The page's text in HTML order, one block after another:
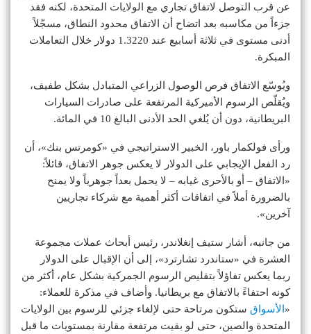
عن قرب التوصل لاتفاق تجاري مع الولايات المتحدة، لكنه فقد
جزءاً من مكاسبه بعد اتضاح أن الاتفاق محدود النطاق، مسجّلاً
أدنى مستوى في ثلاثة أسابيع عند 1.3220 دولار خلال التعاملات
المبكرة.
ويُوسّع الاتفاق فرص الوصول الزراعي المتبادل بشكل طفيف،
ويُقلّص الرسوم الأميركية المرتفعة على صادرات السيارات
البريطانية، دون أن يُلغي الحد الأدنى البالغ 10 في المائة.
ورأى فولكمار باور، الخبير الاستراتيجي في «كومرتس بنك»، أن
رد الفعل الإيجابي على الدولار لا يعكس جوهر الاتفاق، قائلاً:
«الاتفاق – أو بالأحرى غيابه – لا يحمل بعداً جوهرياً ولا يمنح
بالضرورة أملاً في اتفاقات أكثر أهمية مع شركاء تجاريين
آخرين».
من جانبه، أشار ستيف إنغلاندر، رئيس أبحاث عملات مجموعة
العشرة في «ستاندرد تشارترد»، إلى أن الإقبال على الدولار
ربما يعكس تفاؤلاً بتقليص الرسوم الجمركية بشكل عام، أكثر من
كونه احتفاءً بالاتفاق مع بريطانيا. وأضاف في مذكرة للعملاء:
« الأسواق ستكون مرتاحة حتى لإلغاء جزئي للرسوم بين الولايات
المتحدة والصين، حتى لو بقيت مرتفعة مقارنة بمستويات ما قبل